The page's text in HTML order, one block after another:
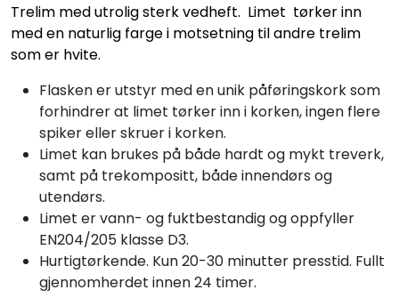
Trelim med utrolig sterk vedheft. Limet tørker inn
med en naturlig farge i motsetning til andre trelim
som er hvite.
Flasken er utstyr med en unik påføringskork som
forhindrer at limet tørker inn i korken, ingen flere
spiker eller skruer i korken.
Limet kan brukes på både hardt og mykt treverk,
samt på trekompositt, både innendørs og
utendørs.
Limet er vann- og fuktbestandig og oppfyller
EN204/205 klasse D3.
Hurtigtørkende. Kun 20-30 minutter presstid. Fullt
gjennomherdet innen 24 timer.